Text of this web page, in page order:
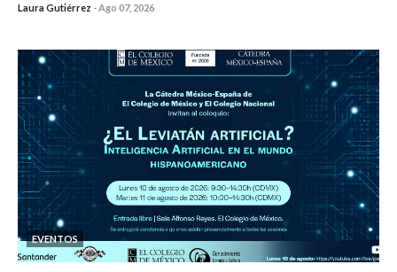
Laura Gutiérrez - Ago 07, 2026
EVENTOS